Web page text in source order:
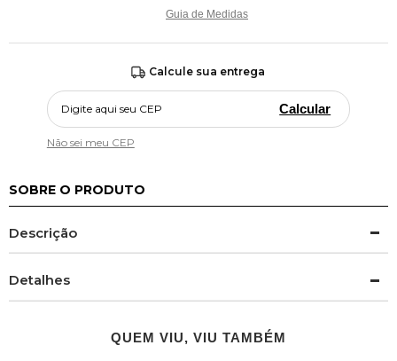
Guia de Medidas
Calcule sua entrega
Calcular
Não sei meu CEP
SOBRE O PRODUTO
Descrição
Detalhes
QUEM VIU, VIU TAMBÉM